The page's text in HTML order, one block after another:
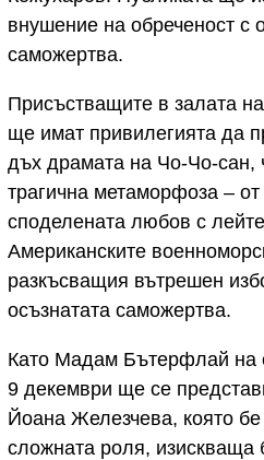
внушение на обреченост с
саможертва.
Присъстващите в залата
ще имат привилегията да
дъх драмата на
трагична метаморфоза –
споделената любов с
Американските
разкъсващия вътрешен
осъзнатата саможертва.
Като Мадам Бътерфлай на
9 декември ще се
Йоана Железчева, която
сложната роля, изискваща